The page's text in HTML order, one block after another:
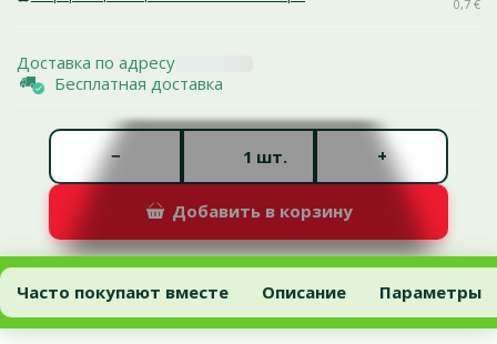
0,7 €
Доставка по адресу
Бесплатная доставка
шт.
− +
Добавить в корзину
Корм для собак – Eukanuba Mature and Senior Lamb and Rice, 12
Добавить в корзину
Часто покупают вместе Описание Параметры
В начало страницы